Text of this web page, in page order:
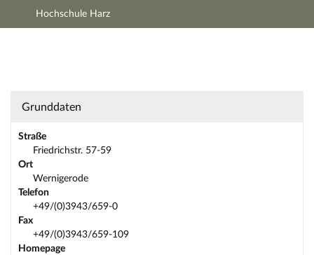
Hauptnavigation
Hochschule Harz
Zentrum: Sprachenzentrum - Kurzinfo
Grunddaten
Straße
Friedrichstr. 57-59
Ort
Wernigerode
Telefon
+49/(0)3943/659-0
Fax
+49/(0)3943/659-109
Homepage